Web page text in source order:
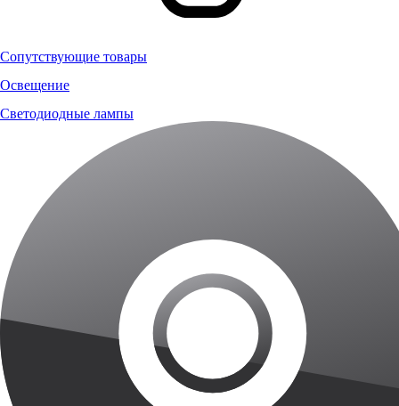
Сопутствующие товары
Освещение
Светодиодные лампы